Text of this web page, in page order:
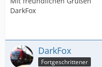
DarkFox
DarkFox
Fortgeschrittener